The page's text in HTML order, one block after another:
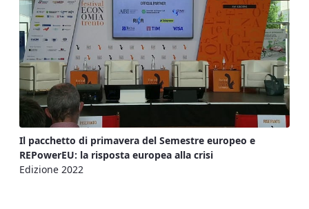
Il pacchetto di primavera del Semestre europeo e
REPowerEU: la risposta europea alla crisi
Edizione 2022